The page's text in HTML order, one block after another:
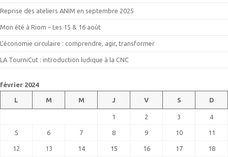
Reprise des ateliers ANIM en septembre 2025
Mon été à Riom – Les 15 & 16 août
L’économie circulaire : comprendre, agir, transformer
LA TourniCut : introduction ludique à la CNC
février 2024
L M M J V S D
1 2 3 4
5 6 7 8 9 10 11
12 13 14 15 16 17 18